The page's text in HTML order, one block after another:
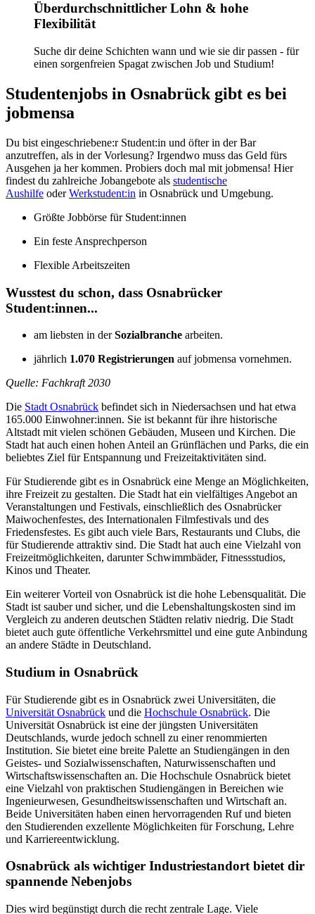
Überdurchschnittlicher Lohn & hohe
Flexibilität
Suche dir deine Schichten wann und wie sie dir passen - für
einen sorgenfreien Spagat zwischen Job und Studium!
Studentenjobs in Osnabrück gibt es bei
jobmensa
Du bist eingeschriebene:r Student:in und öfter in der Bar
anzutreffen, als in der Vorlesung? Irgendwo muss das Geld fürs
Ausgehen ja her kommen. Probiers doch mal mit jobmensa! Hier
findest du zahlreiche Jobangebote als studentische
Aushilfe oderWerkstudent:in in Osnabrück und Umgebung.
Größte Jobbörse für Student:innen
Ein feste Ansprechperson
Flexible Arbeitszeiten
Wusstest du schon, dass Osnabrücker
Student:innen...
am liebsten in derSozialbranche arbeiten.
jährlich 1.070 Registrierungen auf jobmensa vornehmen.
Quelle: Fachkraft 2030
Die Stadt Osnabrück befindet sich in Niedersachsen und hat etwa
165.000 Einwohner:innen. Sie ist bekannt für ihre historische
Altstadt mit vielen schönen Gebäuden, Museen und Kirchen. Die
Stadt hat auch einen hohen Anteil an Grünflächen und Parks, die ein
beliebtes Ziel für Entspannung und Freizeitaktivitäten sind.
Für Studierende gibt es in Osnabrück eine Menge an Möglichkeiten,
ihre Freizeit zu gestalten. Die Stadt hat ein vielfältiges Angebot an
Veranstaltungen und Festivals, einschließlich des Osnabrücker
Maiwochenfestes, des Internationalen Filmfestivals und des
Friedensfestes. Es gibt auch viele Bars, Restaurants und Clubs, die
für Studierende attraktiv sind. Die Stadt hat auch eine Vielzahl von
Freizeitmöglichkeiten, darunter Schwimmbäder, Fitnessstudios,
Kinos und Theater.
Ein weiterer Vorteil von Osnabrück ist die hohe Lebensqualität. Die
Stadt ist sauber und sicher, und die Lebenshaltungskosten sind im
Vergleich zu anderen deutschen Städten relativ niedrig. Die Stadt
bietet auch gute öffentliche Verkehrsmittel und eine gute Anbindung
an andere Städte in Deutschland.
Studium in Osnabrück
Für Studierende gibt es in Osnabrück zwei Universitäten, die
Universität Osnabrück und die Hochschule Osnabrück. Die
Universität Osnabrück ist eine der jüngsten Universitäten
Deutschlands, wurde jedoch schnell zu einer renommierten
Institution. Sie bietet eine breite Palette an Studiengängen in den
Geistes- und Sozialwissenschaften, Naturwissenschaften und
Wirtschaftswissenschaften an. Die Hochschule Osnabrück bietet
eine Vielzahl von praktischen Studiengängen in Bereichen wie
Ingenieurwesen, Gesundheitswissenschaften und Wirtschaft an.
Beide Universitäten haben einen hervorragenden Ruf und bieten
den Studierenden exzellente Möglichkeiten für Forschung, Lehre
und Karriereentwicklung.
Osnabrück als wichtiger Industriestandort bietet dir
spannende Nebenjobs
Dies wird begünstigt durch die recht zentrale Lage. Viele